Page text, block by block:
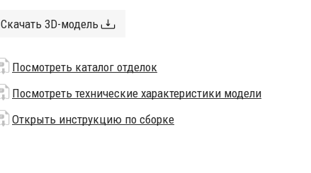
Скачать 3D-модель
Посмотреть каталог отделок
Посмотреть технические характеристики модели
Открыть инструкцию по сборке